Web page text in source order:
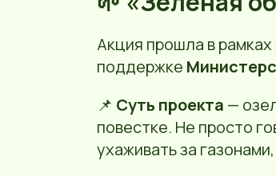
Акция прошла в
поддержке
📌 Суть проекта —
повестке. Не просто
ухаживать за